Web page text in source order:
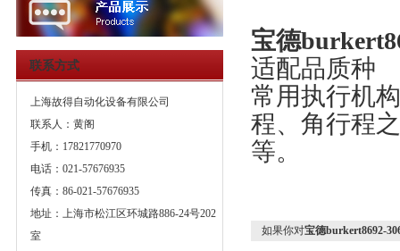
联系方式
上海故得自动化设备有限公司
联系人：黄阁
手机：17821770970
电话：021-57676935
传真：86-021-57676935
地址：上海市松江区环城路886-24号202
室
宝德
适配品质种
常用执行机
程、角行程
等。
如果你对宝德burkert8692-